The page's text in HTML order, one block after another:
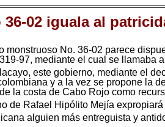
02 iguala al
No. 36-02 parece
97, mediante el cual se llamaba
este gobierno, mediante el
y a la vez se propone la
la costa de Cabo Rojo como
de Rafael Hipólito Mejía
alguien más entreguista y